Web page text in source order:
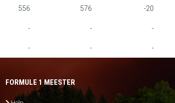
556 576 -20
- - -
- - -
FORMULE 1 MEESTER